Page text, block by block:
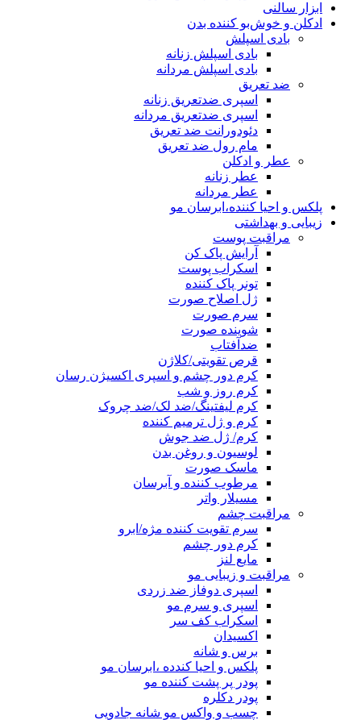
ابزار سالنی
ادکلن و خوش‌بو کننده بدن
بادی اسپلش
بادی اسپلش زنانه
بادی اسپلش مردانه
ضد تعریق
اسپری ضدتعریق زنانه
اسپری ضدتعریق مردانه
دئودورانت ضد تعریق
مام رول ضد تعریق
عطر و ادکلن
عطر زنانه
عطر مردانه
پلکس و احیا کننده،ابرسان مو
زیبایی و بهداشتی
مراقبت پوست
آرایش پاک کن
اسکراب پوست
تونر پاک کننده
ژل اصلاح صورت
سرم صورت
شوینده صورت
ضدآفتاب
قرص تقویتی/کلاژن
کرم دور چشم و اسپری اکسیژن رسان
کرم روز و شب
کرم لیفتینگ/ضد لک/ضد چروک
کرم و ژل ترمیم کننده
کرم/ ژل ضد جوش
لوسیون و روغن بدن
ماسک صورت
مرطوب کننده و آبرسان
مسیلار واتر
مراقبت چشم
سرم تقویت کننده مژه/ابرو
کرم دور چشم
مایع لنز
مراقبت و زیبایی مو
اسپری دوفاز ضد زردی
اسپری و سرم مو
اسکراب کف سر
اکسیدان
برس و شانه
پلکس و احیا کندده ،ابرسان مو
پودر پر پشت کننده مو
پودر دکلره
چسب و واکس مو شانه جادویی